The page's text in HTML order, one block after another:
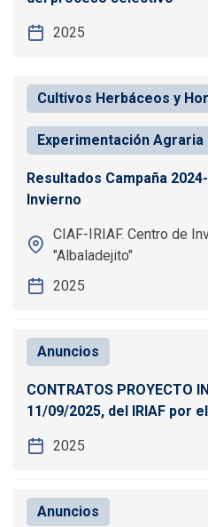
2025
Cultivos Herbáceos y
Experimentación Agraria
Resultados Campaña
Invierno
CIAF-IRIAF. Centro de
"Albaladejito"
2025
Anuncios
CONTRATOS PROYECTO
11/09/2025, del IRIAF por
2025
Anuncios